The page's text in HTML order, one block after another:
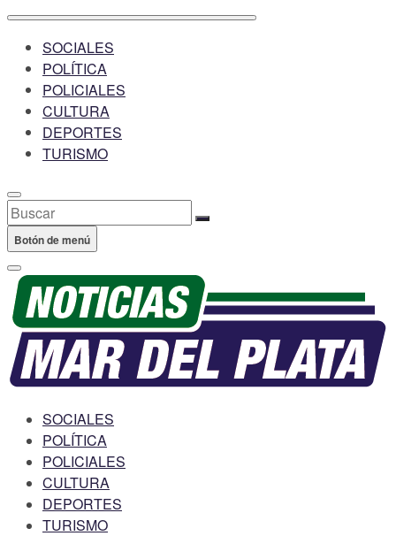
SOCIALES
POLÍTICA
POLICIALES
CULTURA
DEPORTES
TURISMO
Buscar
Botón de menú
SOCIALES
POLÍTICA
POLICIALES
CULTURA
DEPORTES
TURISMO